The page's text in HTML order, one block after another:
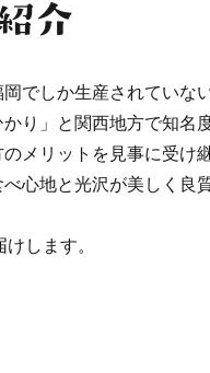
でしか生産されていな
り」と関西地方で知名
メリットを見事に受け
心地と光沢が美しく良
します。